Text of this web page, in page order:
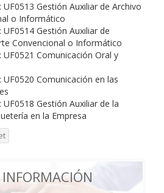
Gestión Auxiliar de Archivo
o Informático
Gestión Auxiliar de
Convencional o Informático
Comunicación Oral y
Comunicación en las
Gestión Auxiliar de la
en la Empresa
INFORMACIÓN